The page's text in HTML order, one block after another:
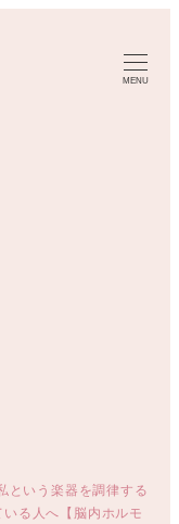
MENU
という楽器を調律する
る人へ【脳内ホルモ